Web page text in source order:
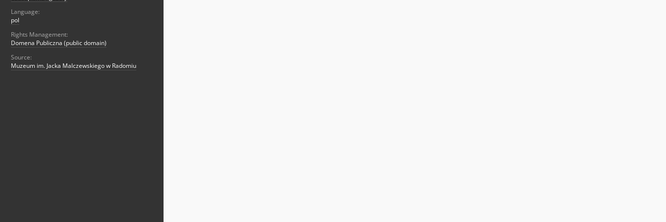
Language:
pol
Rights Management:
Domena Publiczna (public domain)
Source:
Muzeum im. Jacka Malczewskiego w Radomiu